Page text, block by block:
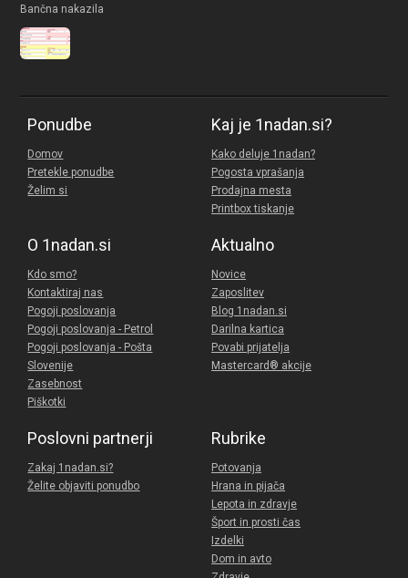
Bančna nakazila
Ponudbe
Domov
Pretekle ponudbe
Želim si
Kaj je 1nadan.si?
Kako deluje 1nadan?
Pogosta vprašanja
Prodajna mesta
Printbox tiskanje
O 1nadan.si
Kdo smo?
Kontaktiraj nas
Pogoji poslovanja
Pogoji poslovanja - Petrol
Pogoji poslovanja - Pošta
Slovenije
Zasebnost
Piškotki
Aktualno
Novice
Zaposlitev
Blog 1nadan.si
Darilna kartica
Povabi prijatelja
Mastercard® akcije
Poslovni partnerji
Zakaj 1nadan.si?
Želite objaviti ponudbo
Rubrike
Potovanja
Hrana in pijača
Lepota in zdravje
Šport in prosti čas
Izdelki
Dom in avto